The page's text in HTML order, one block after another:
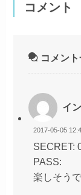
コメント
コメント
イ
2017-05-05
SECRET:
PASS: